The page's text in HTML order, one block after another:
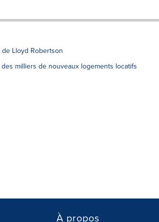
Lloyd Robertson
milliers de nouveaux logements locatifs
À propos